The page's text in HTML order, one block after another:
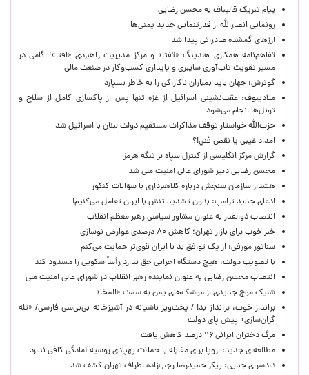
پیام تبریک قالیباف به محسن رضایی
رونمایی انصارالله از قدرتنمایی جدید یمنی‌ها
ارزهای گمشده صادراتی پیدا شد
تفاهم‌نامه همکاری هلدینگ «تفتا» و مرکز مدیریت راهبردی «افتا»؛ گامی در
مسیر تقویت تاب‌آوری سایبری و پایداری کسب‌وکار در صنعت مالی
گوترش: جهان باید بمباران ناکازاکی را به‌ خاطر بسپارد
ملادینوف: عقب‌نشینی اسرائیل از غزه تنها پس از پاکسازی کامل از سلاح و
تونل‌ها انجام می‌شود
حزب‌الله خواستار توقف مذاکرات مستقیم دولت لبنان با اسرائیل شد
امداد غیبی يا نقص فني!؟
گزارش مرکز انگلیسی از کنترل سپاه بر تنگه هرمز
محسن رضایی دبیر شورای عالی امنیت ملی شد
هشدار سازمان سنجش درباره کلاهبرداری با سؤالات کنکور
ادعای جدید ترامپ: بدون تشدید تنش با ایران تعامل می‌کنیم!
انتصاب ذوالقدر به عنوان مشاور سیاسی رهبر معظم انقلاب
خبر خوب برای بازار تهران؛ کاهش ۸۰ درصدی عوارض نوسازی
سناتور مورفی: از یک توافق بد با ایران قوی‌تر حمایت می‌کنم
با تصویب دولت، هیچ دستگاه اجرایی حق ندارد رأساً سکویی را مسدود کند
انتصاب محسن رضایی به عنوان نماینده رهبر انقلاب در شورای عالی امنیت ملی
شلیک موج جدیدی از موشک‌های یمن به سمت «المخا»
برانداز خوب، برانداز بد! / پخت‌وپز ناشیانه در آشپزخانه‌ بی‌بی‌سی فارسی/ «تله
گران‌سازی» پیش پای دولت
مرگ دختران ایرانی ۹۶ درصد کاهش یافت
مطالعه‌ای جدید: اروپا برای مقابله با حملات پهپادی روسیه آمادگی کافی ندارد
دادسرای جنایی: پیکر حمیدرضا رجب‌زاده اطراف تهران کشف شد